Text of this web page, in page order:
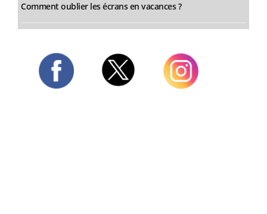
Comment oublier les écrans en vacances ?